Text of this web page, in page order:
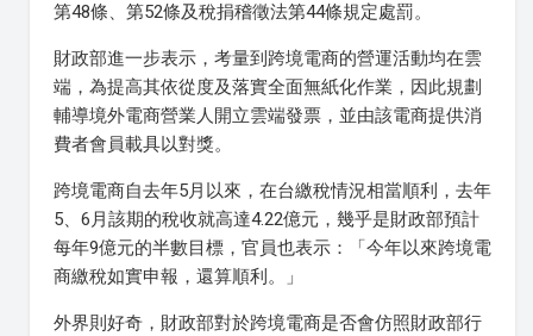
第48條、第52條及稅捐稽徵法第44條規定處罰。
財政部進一步表示，考量到跨境電商的營運活動均在雲
端，為提高其依從度及落實全面無紙化作業，因此規劃
輔導境外電商營業人開立雲端發票，並由該電商提供消
費者會員載具以對獎。
跨境電商自去年5月以來，在台繳稅情況相當順利，去年
5、6月該期的稅收就高達4.22億元，幾乎是財政部預計
每年9億元的半數目標，官員也表示：「今年以來跨境電
商繳稅如實申報，還算順利。」
外界則好奇，財政部對於跨境電商是否會仿照財政部行